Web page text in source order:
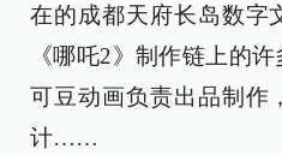
在的成都天府长岛数字
《哪吒2》制作链上的
可豆动画负责出品制作
计……